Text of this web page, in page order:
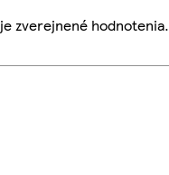
zverejnené hodnotenia.